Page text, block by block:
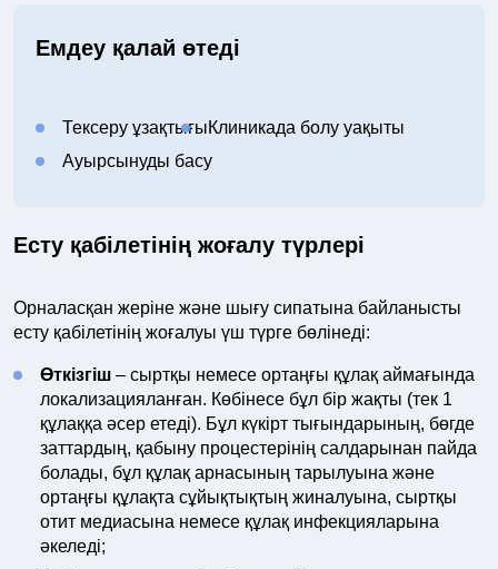
Емдеу қалай өтеді
Тексеру ұзақтығыКлиникада болу уақыты
Ауырсынуды басу
Есту қабілетінің жоғалу түрлері
Орналасқан жеріне және шығу сипатына байланысты
есту қабілетінің жоғалуы үш түрге бөлінеді:
Өткізгіш – сыртқы немесе ортаңғы құлақ аймағында
локализацияланған. Көбінесе бұл бір жақты (тек 1
құлаққа әсер етеді). Бұл күкірт тығындарының, бөгде
заттардың, қабыну процестерінің салдарынан пайда
болады, бұл құлақ арнасының тарылуына және
ортаңғы құлақта сұйықтықтың жиналуына, сыртқы
отит медиасына немесе құлақ инфекцияларына
әкеледі;